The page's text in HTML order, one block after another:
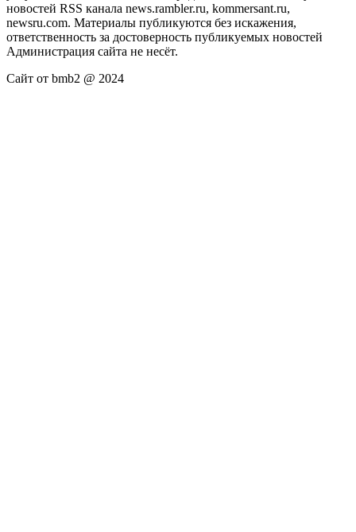
новостей RSS канала news.rambler.ru, kommersant.ru,
newsru.com. Материалы публикуются без искажения,
ответственность за достоверность публикуемых новостей
Администрация сайта не несёт.
Сайт от bmb2 @ 2024